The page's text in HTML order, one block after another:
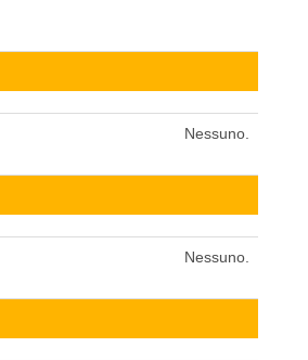
Nessuno.
Nessuno.